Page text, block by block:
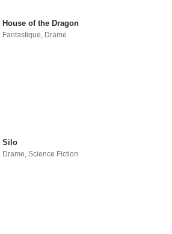
House of the Dragon
Fantastique Drame
Silo
Drame,Science Fiction